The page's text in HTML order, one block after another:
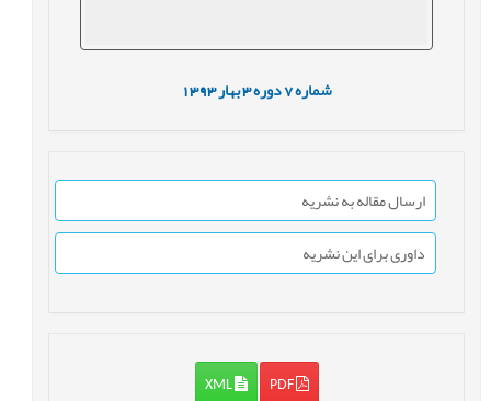
شماره7 دوره3 بهار1393
ارسال مقاله به نشریه
داوری برای این نشریه
PDF
XML